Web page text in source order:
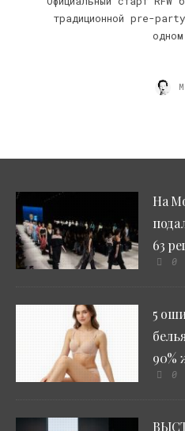
традиционной pre-
На
63
0
5
90%
0